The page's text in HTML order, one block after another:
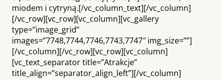
miodem i cytryną.[/vc_column_text][/vc_column]
[/vc_row][vc_row][vc_column][vc_gallery
type=”image_grid”
images=”7748,7744,7746,7743,7747″ img_size=””]
[/vc_column][/vc_row][vc_row][vc_column]
[vc_text_separator title=”Atrakcje”
title_align=”separator_align_left”][/vc_column]